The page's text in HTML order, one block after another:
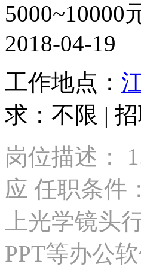
5000~10000
2018-04-19
工作地点：
求：不限 |
岗位描述：
应 任职条件
上光学镜头
PPT等办公